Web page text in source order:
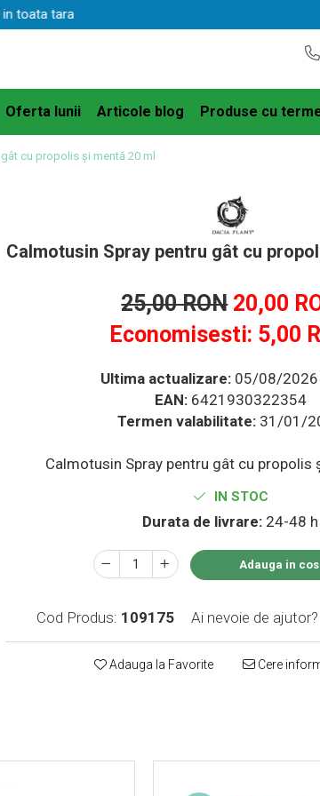
tara
Oferta lunii Articole blog Produse cu
cu propolis și mentă 20 ml
Calmotusin Spray pentru gât cu
25,00 RON 20,00
Economisesti: 5,00
Ultima actualizare:05/08/2026
EAN:6421930322354
Termen valabilitate: 31/01/
Calmotusin Spray pentru gât cu propolis
IN STOC
Durata de livrare: 24-48 h
Adauga in cos
Cod Produs: 109175 Ai nevoie de ajutor?
Adauga la Favorite Cere